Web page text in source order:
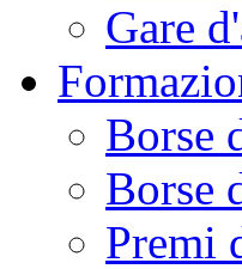
Gare
Borse
Borse
Premi